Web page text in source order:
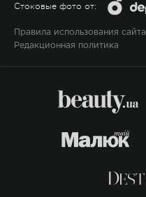
Стоковые фото от:
Правила использования сайта
Редакционная политика